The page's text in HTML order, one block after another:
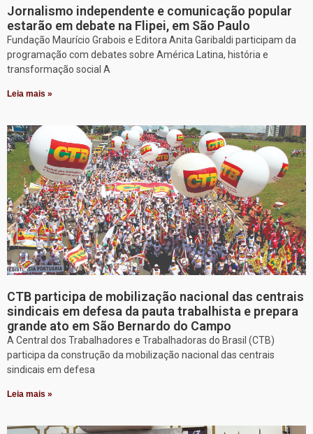
Jornalismo independente e comunicação popular
estarão em debate na Flipei, em São Paulo
Fundação Maurício Grabois e Editora Anita Garibaldi participam da
programação com debates sobre América Latina, história e
transformação social A
Leia mais »
CTB participa de mobilização nacional das centrais
sindicais em defesa da pauta trabalhista e prepara
grande ato em São Bernardo do Campo
A Central dos Trabalhadores e Trabalhadoras do Brasil (CTB)
participa da construção da mobilização nacional das centrais
sindicais em defesa
Leia mais »